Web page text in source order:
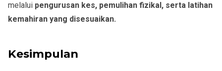
melalui pengurusan kes, pemulihan fizikal, serta latihan
kemahiran yang disesuaikan.
Kesimpulan